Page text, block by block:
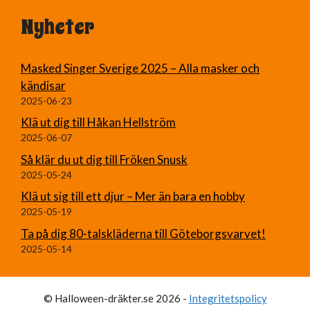
Nyheter
Masked Singer Sverige 2025 – Alla masker och
kändisar
2025-06-23
Klä ut dig till Håkan Hellström
2025-06-07
Så klär du ut dig till Fröken Snusk
2025-05-24
Klä ut sig till ett djur – Mer än bara en hobby
2025-05-19
Ta på dig 80-talskläderna till Göteborgsvarvet!
2025-05-14
© Halloween-dräkter.se 2026 - Integritetspolicy